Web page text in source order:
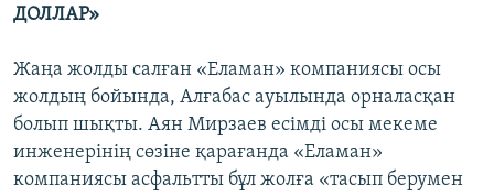
ДОЛЛАР»
Жаңа жолды салған «Еламан» компаниясы осы
жолдың бойында, Алғабас ауылында орналасқан
болып шықты. Аян Мирзаев есімді осы мекеме
инженерінің сөзіне қарағанда «Еламан»
компаниясы асфальтты бұл жолға «тасып берумен